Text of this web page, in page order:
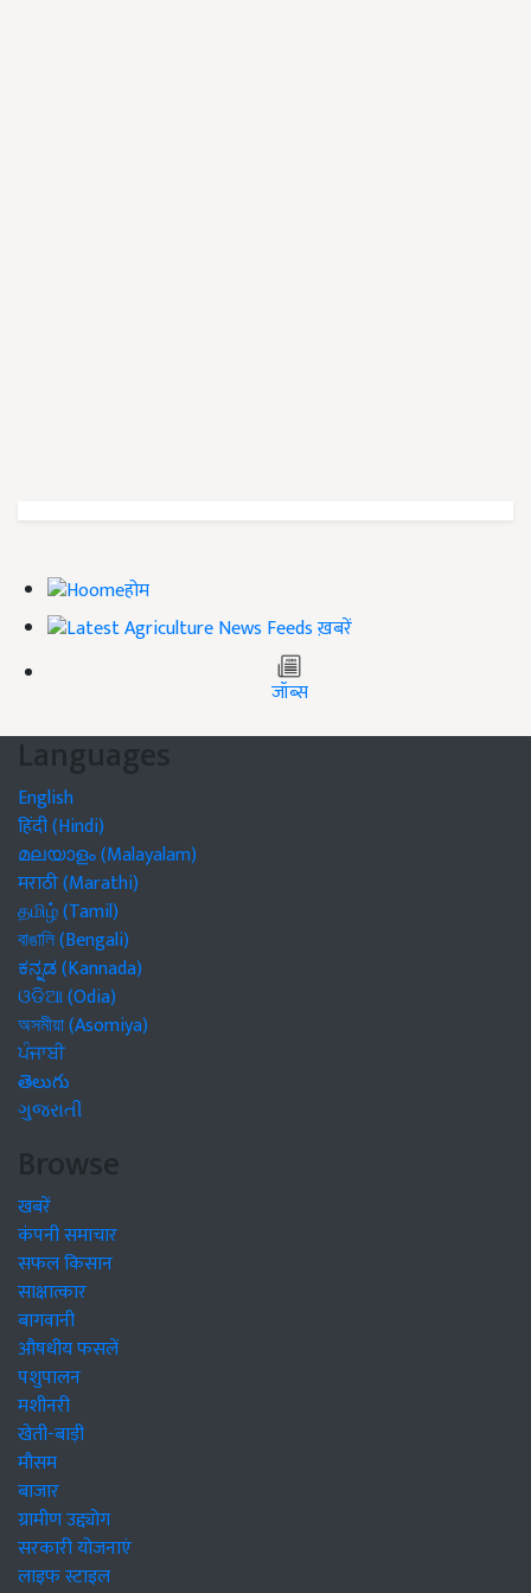
होम
ख़बरें
जॉब्स
Languages
English
हिंदी (Hindi)
മലയാളം (Malayalam)
मराठी (Marathi)
தமிழ் (Tamil)
বাঙালি (Bengali)
ಕನ್ನಡ (Kannada)
ଓଡିଆ (Odia)
অসমীয়া (Asomiya)
ਪੰਜਾਬੀ
తెలుగు
ગુજરાતી
Browse
खबरें
कंपनी समाचार
सफल किसान
साक्षात्कार
बागवानी
औषधीय फसलें
पशुपालन
मशीनरी
खेती-बाड़ी
मौसम
बाजार
ग्रामीण उद्द्योग
सरकारी योजनाएं
लाइफ स्टाइल